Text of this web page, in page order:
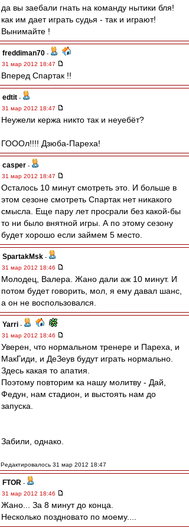
да вы заебали гнать на команду нытики бля!
как им дает играть судья - так и играют!
Вынимайте !
freddiman70 -
31 мар 2012 18:47
Вперед Спартак !!
edtit -
31 мар 2012 18:47
Неужели кержа никто так и неуебёт?
ГОООл!!!! Дзюба-Пареха!
casper -
31 мар 2012 18:47
Осталось 10 минут смотреть это. И больше в
этом сезоне смотреть Спартак нет никакого
смысла. Еще пару лет просрали без какой-бы
то ни было внятной игры. А по этому сезону
будет хорошо если займем 5 место.
SpartakMsk -
31 мар 2012 18:46
Молодец, Валера. Жано дали аж 10 минут. И
потом будет говорить, мол, я ему давал шанс,
а он не воспользовался.
Yarri -
31 мар 2012 18:46
Уверен, что нормальном тренере и Пареха, и
МакГиди, и ДеЗеув будут играть нормально.
Здесь какая то апатия.
Поэтому повторим ка нашу молитву - Дай,
Федун, нам стадион, и выстоять нам до
запуска.
Забили, однако.
Редактировалось 31 мар 2012 18:47
FTOR -
31 мар 2012 18:46
Жано... За 8 минут до конца.
Несколько поздновато по моему....